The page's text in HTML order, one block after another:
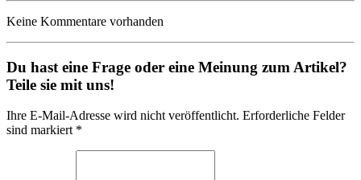
Keine Kommentare vorhanden
Du hast eine Frage oder eine Meinung zum Artikel?
Teile sie mit uns!
Ihre E-Mail-Adresse wird nicht veröffentlicht. Erforderliche Felder
sind markiert *